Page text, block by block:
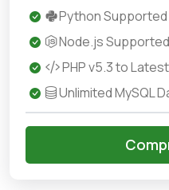
Python Supported
Node.js Supported
PHP v5.3 to
Unlimited MySQL